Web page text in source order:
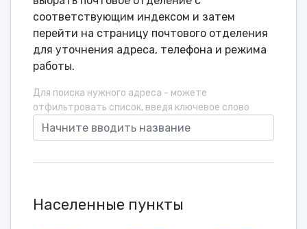
соответствующим индексом и затем
перейти на страницу почтового отделения
для уточнения адреса, телефона и режима
работы.
Для поиска нужного адреса - можете
отфильтровать список, введя ключевое слово
Населенные пункты